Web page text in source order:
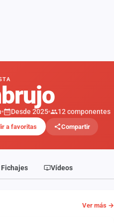
Desde 2025 12 componentes
a favoritas Compartir
Fichajes Vídeos
Ver más →